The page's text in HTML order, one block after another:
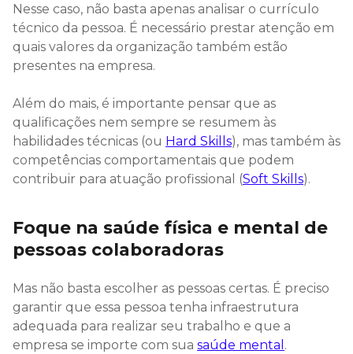
Nesse caso, não basta apenas analisar o currículo
técnico da pessoa. É necessário prestar atenção em
quais valores da organização também estão
presentes na empresa.
Além do mais, é importante pensar que as
qualificações nem sempre se resumem às
habilidades técnicas (ou Hard Skills), mas também às
competências comportamentais que podem
contribuir para atuação profissional (Soft Skills).
Foque na saúde física e mental de
pessoas colaboradoras
Mas não basta escolher as pessoas certas. É preciso
garantir que essa pessoa tenha infraestrutura
adequada para realizar seu trabalho e que a
empresa se importe com sua saúde mental .